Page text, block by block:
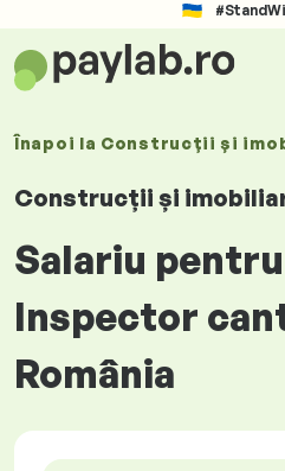
Înapoi la Construcții și
Construcții și
Salariu
Inspector
România